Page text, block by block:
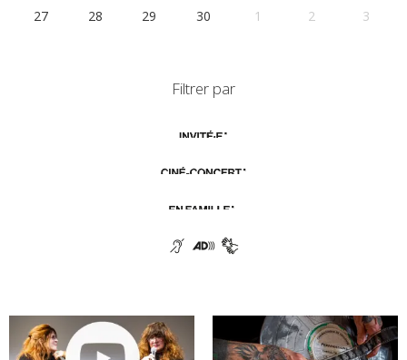
27
28 29 30 1 2 3
Filtrer par